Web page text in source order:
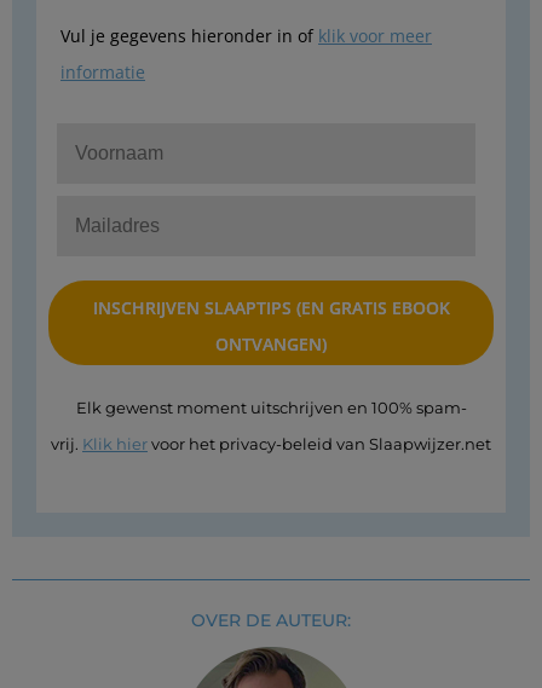
Vul je gegevens hieronder in of klik voor meer
informatie
Elk gewenst moment uitschrijven en 100% spam-
vrij. Klik hiervoor het privacy-beleid van Slaapwijzer.net
OVER DE AUTEUR: